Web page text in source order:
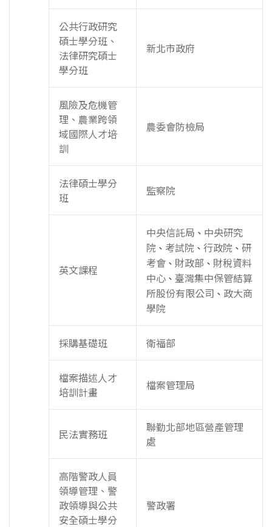
公共行政研究
碩士學分班、
法律研究碩士
學分班
新北市政府
風險及危機管
理、農業跨領
域國際人才培
訓
農委會防檢局
法律碩士學分
班
監察院
英文課程
中央信託局 、 中央研究
院 、 考試院 、 行政院 、 研
考會 、 財政部 、 財稅資料
中心 、 臺灣集中保管結算
所股份有限公司 、 政大商
學院
採購基礎班 衛福部
檔案描述人才
培訓計畫
檔案管理局
民法實務班
聯勤北部地區營產管理
處
高階警政人員
領導管理、警
政領導與公共
安全碩士學分
警政署